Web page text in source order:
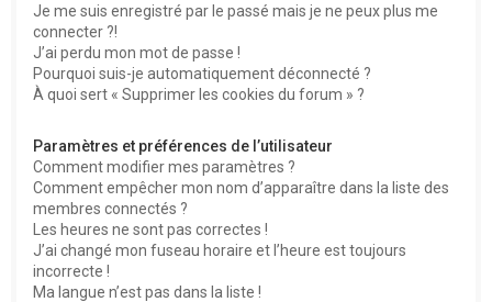
Je me suis enregistré par le passé mais je ne peux plus me
connecter ?!
J’ai perdu mon mot de passe !
Pourquoi suis-je automatiquement déconnecté ?
À quoi sert « Supprimer les cookies du forum » ?
Paramètres et préférences de l’utilisateur
Comment modifier mes paramètres ?
Comment empêcher mon nom d’apparaître dans la liste des
membres connectés ?
Les heures ne sont pas correctes !
J’ai changé mon fuseau horaire et l’heure est toujours
incorrecte !
Ma langue n’est pas dans la liste !